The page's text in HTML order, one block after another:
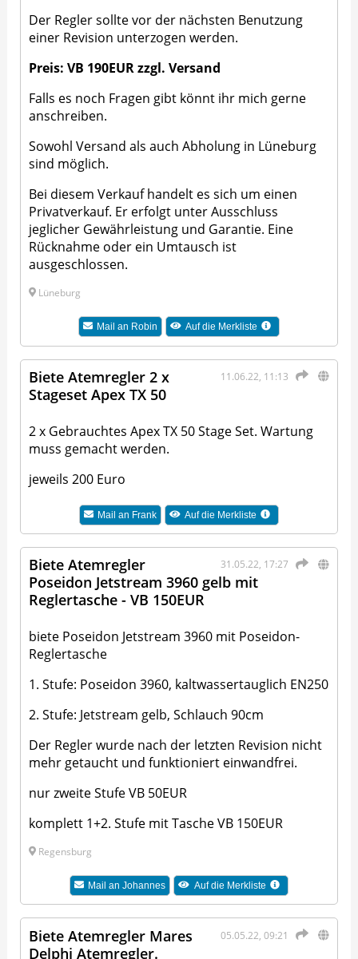
Der Regler sollte vor der nächsten Benutzung
einer Revision unterzogen werden.
Preis: VB 190EUR zzgl. Versand
Falls es noch Fragen gibt könnt ihr mich gerne
anschreiben.
Sowohl Versand als auch Abholung in Lüneburg
sind möglich.
Bei diesem Verkauf handelt es sich um einen
Privatverkauf. Er erfolgt unter Ausschluss
jeglicher Gewährleistung und Garantie. Eine
Rücknahme oder ein Umtausch ist
ausgeschlossen.
Lüneburg
Mail an Robin Auf die Merkliste
11.06.22, 11:13
Biete Atemregler 2 x
Stageset Apex TX 50
2 x Gebrauchtes Apex TX 50 Stage Set. Wartung
muss gemacht werden.
jeweils 200 Euro
Mail an Frank Auf die Merkliste
31.05.22, 17:27
Biete Atemregler
Poseidon Jetstream 3960 gelb mit
Reglertasche - VB 150EUR
biete Poseidon Jetstream 3960 mit Poseidon-
Reglertasche
1. Stufe: Poseidon 3960, kaltwassertauglich EN250
2. Stufe: Jetstream gelb, Schlauch 90cm
Der Regler wurde nach der letzten Revision nicht
mehr getaucht und funktioniert einwandfrei.
nur zweite Stufe VB 50EUR
komplett 1+2. Stufe mit Tasche VB 150EUR
Regensburg
Mail anJohannes Auf die Merkliste
05.05.22, 09:21
Biete Atemregler Mares
Delphi Atemregler.